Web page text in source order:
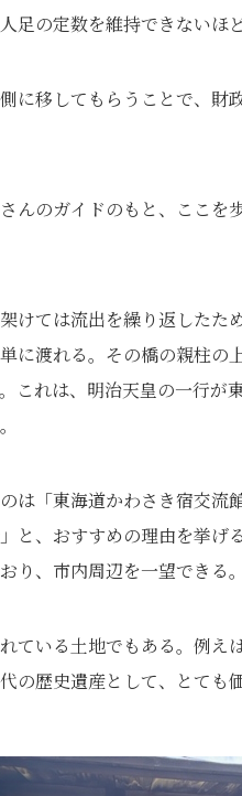
足の定数を維持できないほ
に移してもらうことで、財
んのガイドのもと、ここ
けては流出を繰り返したた
に渡れる。その橋の親柱
これは、明治天皇の一行
は「東海道かわさき宿交
と、おすすめの理由を挙
り、市内周辺を一望できる。
ている土地でもある。例
の歴史遺産として、とても